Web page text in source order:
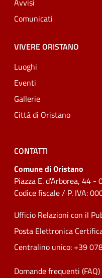
Avvisi
Comunicati
VIVERE ORISTANO
Luoghi
Eventi
Gallerie
Città di Oristano
CONTATTI
Comune di Oristano
Piazza E. d'Arborea, 44 -
Codice fiscale / P. IVA:
Ufficio Relazioni con il
Posta Elettronica
Centralino unico: +39
Domande frequenti (FAQ)